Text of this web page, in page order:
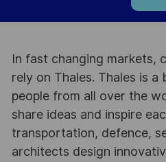
In fast changing markets,
rely on Thales. Thales is a
people from all over the
share ideas and inspire
transportation, defence,
architects design